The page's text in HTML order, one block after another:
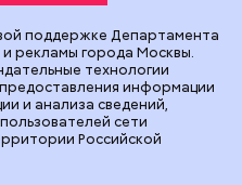
поддержке Департамента
рекламы города Москвы.
технологии
информации
и анализа сведений,
сети
Российской